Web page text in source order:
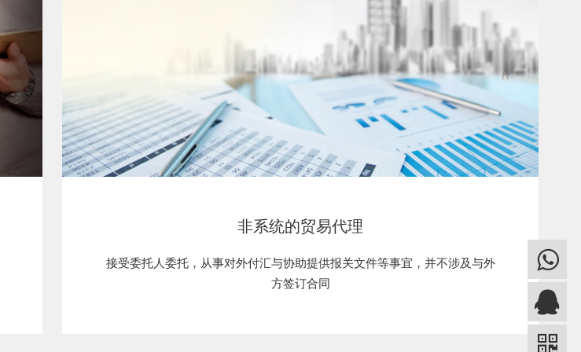
非系统的贸易代理
接受委托人委托，从事对外付汇与协助提供报关文件等事宜，并不涉及与外
方签订合同